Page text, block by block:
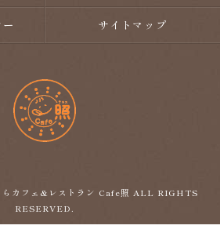
サイトマップ
らカフェ&レストラン Cafe照 ALL RIGHTS
RESERVED.